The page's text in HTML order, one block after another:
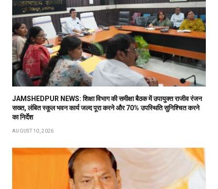
JAMSHEDPUR NEWS: शिक्षा विभाग की समीक्षा बैठक में उपायुक्त राजीव रंजन
सख्त, लंबित स्कूल भवन कार्य जल्द पूरा करने और 70% उपस्थिति सुनिश्चित करने
का निर्देश
AUGUST 10, 2026